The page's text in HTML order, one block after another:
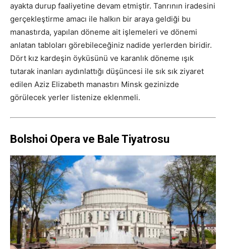
ayakta durup faaliyetine devam etmiştir. Tanrının iradesini
gerçekleştirme amacı ile halkın bir araya geldiği bu
manastırda, yapılan döneme ait işlemeleri ve dönemi
anlatan tabloları görebileceğiniz nadide yerlerden biridir.
Dört kız kardeşin öyküsünü ve karanlık döneme ışık
tutarak inanları aydınlattığı düşüncesi ile sık sık ziyaret
edilen Aziz Elizabeth manastırı Minsk gezinizde
görülecek yerler listenize eklenmeli.
Bolshoi Opera ve Bale Tiyatrosu